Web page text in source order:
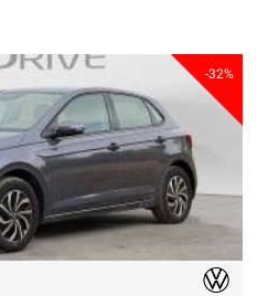
-32%